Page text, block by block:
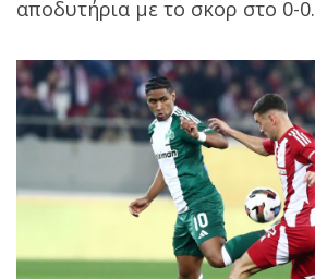
αποδυτήρια με το σκορ στο 0-0.